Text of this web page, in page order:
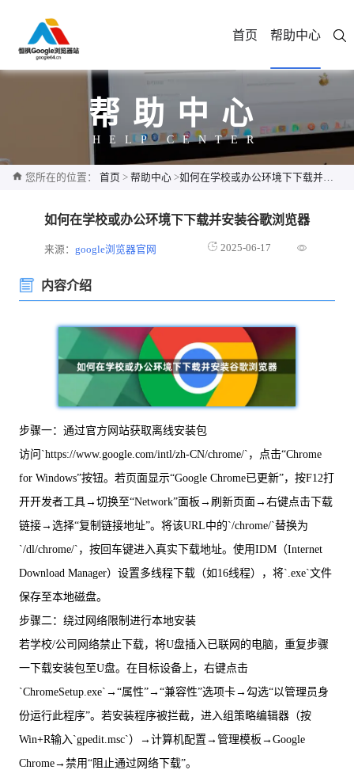
首页 帮助中心
帮助中心
HELP CENTER
您所在的位置： 首页 > 帮助中心 >如何在学校或办公环境下下载并安装谷歌浏览器
如何在学校或办公环境下下载并安装谷歌浏览器
来源：google浏览器官网 2025-06-17
内容介绍
步骤一：通过官方网站获取离线安装包
访问`https://www.google.com/intl/zh-CN/chrome/`，点击“Chrome
for Windows”按钮。若页面显示“Google Chrome已更新”，按F12打
开开发者工具→切换至“Network”面板→刷新页面→右键点击下载
链接→选择“复制链接地址”。将该URL中的`/chrome/`替换为
`/dl/chrome/`，按回车键进入真实下载地址。使用IDM（Internet
Download Manager）设置多线程下载（如16线程），将`.exe`文件
保存至本地磁盘。
步骤二：绕过网络限制进行本地安装
若学校/公司网络禁止下载，将U盘插入已联网的电脑，重复步骤
一下载安装包至U盘。在目标设备上，右键点击
`ChromeSetup.exe`→“属性”→“兼容性”选项卡→勾选“以管理员身
份运行此程序”。若安装程序被拦截，进入组策略编辑器（按
Win+R输入`gpedit.msc`）→计算机配置→管理模板→Google
Chrome→禁用“阻止通过网络下载”。